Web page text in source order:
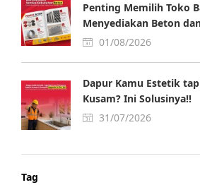
Penting Memilih Toko
Menyediakan Beton
01/08/2026
Dapur Kamu Estetik
Kusam? Ini Solusinya!!
31/07/2026
Tag